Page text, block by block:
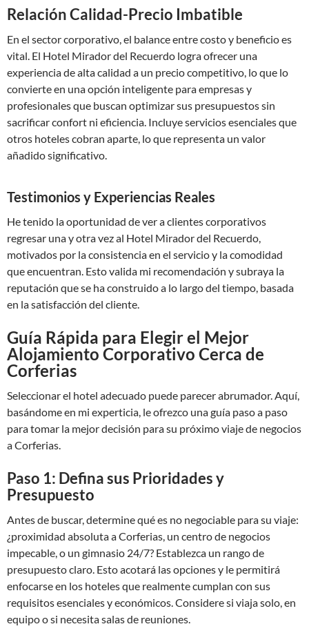
Relación Calidad-Precio Imbatible
En el sector corporativo, el balance entre costo y beneficio es
vital. El Hotel Mirador del Recuerdo logra ofrecer una
experiencia de alta calidad a un precio competitivo, lo que lo
convierte en una opción inteligente para empresas y
profesionales que buscan optimizar sus presupuestos sin
sacrificar confort ni eficiencia. Incluye servicios esenciales que
otros hoteles cobran aparte, lo que representa un valor
añadido significativo.
Testimonios y Experiencias Reales
He tenido la oportunidad de ver a clientes corporativos
regresar una y otra vez al Hotel Mirador del Recuerdo,
motivados por la consistencia en el servicio y la comodidad
que encuentran. Esto valida mi recomendación y subraya la
reputación que se ha construido a lo largo del tiempo, basada
en la satisfacción del cliente.
Guía Rápida para Elegir el Mejor
Alojamiento Corporativo Cerca de
Corferias
Seleccionar el hotel adecuado puede parecer abrumador. Aquí,
basándome en mi experticia, le ofrezco una guía paso a paso
para tomar la mejor decisión para su próximo viaje de negocios
a Corferias.
Paso 1: Defina sus Prioridades y
Presupuesto
Antes de buscar, determine qué es no negociable para su viaje:
¿proximidad absoluta a Corferias, un centro de negocios
impecable, o un gimnasio 24/7? Establezca un rango de
presupuesto claro. Esto acotará las opciones y le permitirá
enfocarse en los hoteles que realmente cumplan con sus
requisitos esenciales y económicos. Considere si viaja solo, en
equipo o si necesita salas de reuniones.